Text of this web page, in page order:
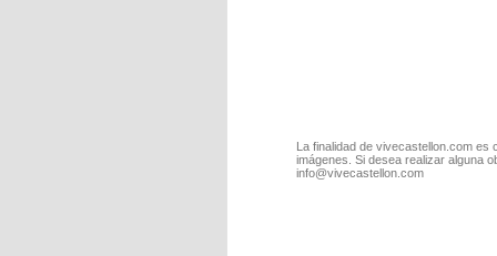
La finalidad de vivecastellon.com
imágenes. Si desea realizar alguna
info@vivecastellon.com